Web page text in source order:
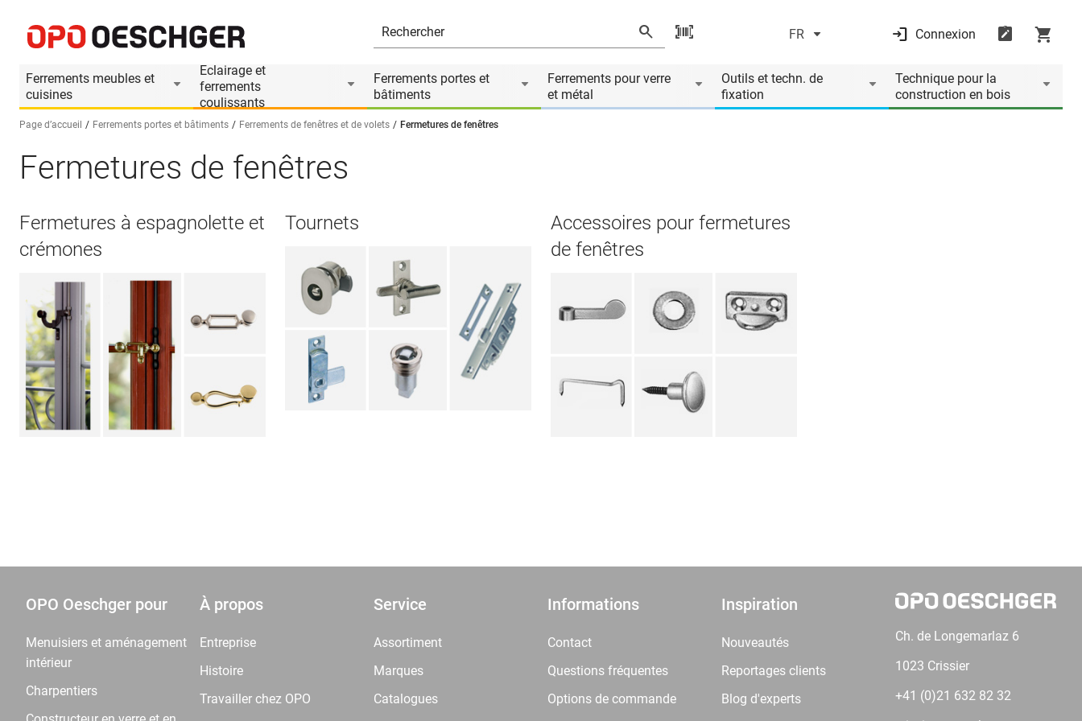
FR Connexion
Ferrements meubles et
cuisines
Eclairage et
ferrements
coulissants
Ferrements portes et
bâtiments
Ferrements pour verre
et métal
Outils et techn. de
fixation
Technique pour la
construction en bois
Sélectionnez une langue (FR)
Page d’accueil Ferrements portes et bâtiments Ferrements de fenêtres et de volets Fermetures de fenêtres
Fermetures de fenêtres
Fermetures à espagnolette et
crémones
Tournets
Accessoires pour fermetures
de fenêtres
OPO Oeschger pour
Menuisiers et aménagement
intérieur
Charpentiers
À propos
Entreprise
Histoire
Travailler chez OPO
Service
Assortiment
Marques
Catalogues
Informations
Contact
Questions fréquentes
Options de commande
Inspiration
Nouveautés
Reportages clients
Blog d'experts
Ch. de Longemarlaz 6
1023 Crissier
+41 (0)21 632 82 32